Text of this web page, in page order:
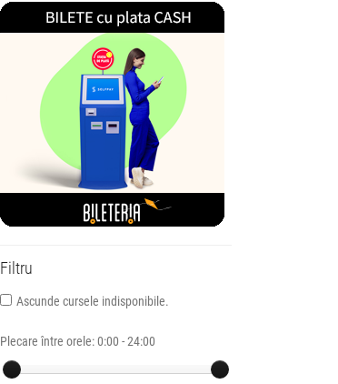
Filtru
Ascunde cursele indisponibile.
Plecare între orele:0:00 - 24:00